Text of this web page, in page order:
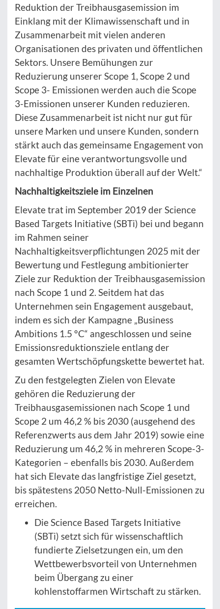
Reduktion der Treibhausgasemission im
Einklang mit der Klimawissenschaft und in
Zusammenarbeit mit vielen anderen
Organisationen des privaten und öffentlichen
Sektors. Unsere Bemühungen zur
Reduzierung unserer Scope 1, Scope 2 und
Scope 3- Emissionen werden auch die Scope
3-Emissionen unserer Kunden reduzieren.
Diese Zusammenarbeit ist nicht nur gut für
unsere Marken und unsere Kunden, sondern
stärkt auch das gemeinsame Engagement von
Elevate für eine verantwortungsvolle und
nachhaltige Produktion überall auf der Welt.“
Nachhaltigkeitsziele im Einzelnen
Elevate trat im September 2019 der Science
Based Targets Initiative (SBTi) bei und begann
im Rahmen seiner
Nachhaltigkeitsverpflichtungen 2025 mit der
Bewertung und Festlegung ambitionierter
Ziele zur Reduktion der Treibhausgasemission
nach Scope 1 und 2. Seitdem hat das
Unternehmen sein Engagement ausgebaut,
indem es sich der Kampagne „Business
Ambitions 1.5 °C“ angeschlossen und seine
Emissionsreduktionsziele entlang der
gesamten Wertschöpfungskette bewertet hat.
Zu den festgelegten Zielen von Elevate
gehören die Reduzierung der
Treibhausgasemissionen nach Scope 1 und
Scope 2 um 46,2 % bis 2030 (ausgehend des
Referenzwerts aus dem Jahr 2019) sowie eine
Reduzierung um 46,2 % in mehreren Scope-3-
Kategorien – ebenfalls bis 2030. Außerdem
hat sich Elevate das langfristige Ziel gesetzt,
bis spätestens 2050 Netto-Null-Emissionen zu
erreichen.
Die Science Based Targets Initiative
(SBTi) setzt sich für wissenschaftlich
fundierte Zielsetzungen ein, um den
Wettbewerbsvorteil von Unternehmen
beim Übergang zu einer
kohlenstoffarmen Wirtschaft zu stärken.